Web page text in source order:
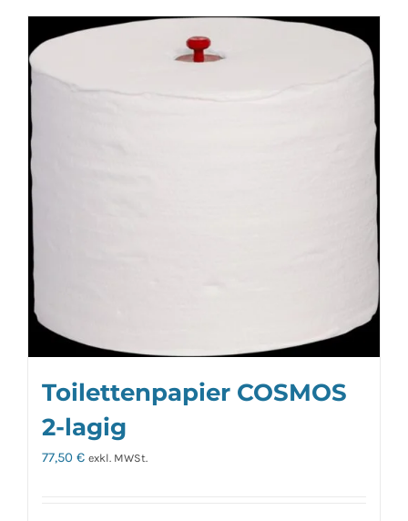
Toilettenpapier COSMOS
2-lagig
77,50 € exkl. MWSt.